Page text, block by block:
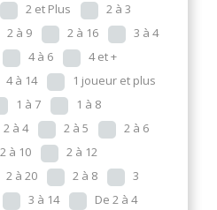
2 et Plus
2 à 3
2 à 9 2 à 16
3 à 4
4 à 6
4 et +
4 à 14
1 joueur et plus
1 à 7
1 à 8
2 à 4 2 à 5
2 à 6
2 à 10
2 à 12
2 à 20 2 à 8
3
3 à 14
De 2 à 4